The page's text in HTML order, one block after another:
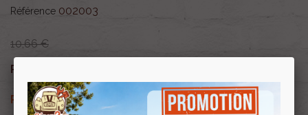
Référence 002003
10,66 €
Prix public :
Prix clubRenov 2cv 9,06 €TTC